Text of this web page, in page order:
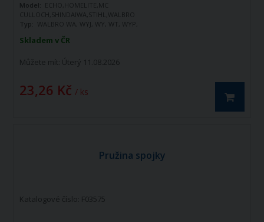
Skladem v ČR
Můžete mít: Úterý 11.08.2026
23,26 Kč / ks
Model: ECHO,HOMELITE,MC
CULLOCH,SHINDAIWA,STIHL,WALBRO
Typ:
WALBRO WA, WYJ, WY, WT, WYP,
Orig.č. ND:ECHO
UP01201,MC CULLOCH
Pružina spojky
Katalogové číslo: F03575